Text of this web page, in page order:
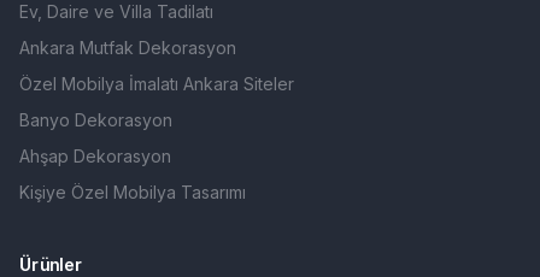
Ev, Daire ve Villa Tadilatı
Ankara Mutfak Dekorasyon
Özel Mobilya İmalatı Ankara Siteler
Banyo Dekorasyon
Ahşap Dekorasyon
Kişiye Özel Mobilya Tasarımı
Ürünler